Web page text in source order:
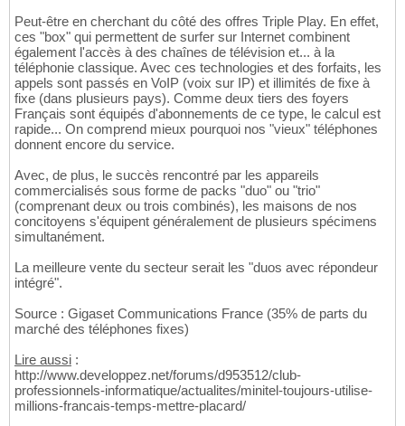
Peut-être en cherchant du côté des offres Triple Play. En effet,
ces "box" qui permettent de surfer sur Internet combinent
également l'accès à des chaînes de télévision et... à la
téléphonie classique. Avec ces technologies et des forfaits, les
appels sont passés en VoIP (voix sur IP) et illimités de fixe à
fixe (dans plusieurs pays). Comme deux tiers des foyers
Français sont équipés d'abonnements de ce type, le calcul est
rapide... On comprend mieux pourquoi nos "vieux" téléphones
donnent encore du service.
Avec, de plus, le succès rencontré par les appareils
commercialisés sous forme de packs "duo" ou "trio"
(comprenant deux ou trois combinés), les maisons de nos
concitoyens s'équipent généralement de plusieurs spécimens
simultanément.
La meilleure vente du secteur serait les "duos avec répondeur
intégré".
Source : Gigaset Communications France (35% de parts du
marché des téléphones fixes)
Lire aussi :
http://www.developpez.net/forums/d953512/club-
professionnels-informatique/actualites/minitel-toujours-utilise-
millions-francais-temps-mettre-placard/